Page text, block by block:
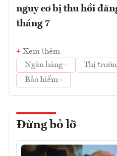
nguy cơ bị thu hồi
tháng 7
Xem thêm
Ngân hàng
Thị
Bảo hiểm
Đừng bỏ lỡ